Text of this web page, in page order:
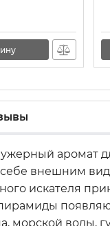
аромат
внешним
искателя
морской воды,